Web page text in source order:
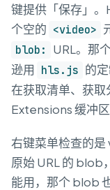
键提供「保存」
个空的 <video>
blob:
URL。那
逊用 hls.js 的
在获取清单、获
Extensions 缓冲区
右键菜单检查的
原始 URL 的 blob
能用，那个 blob